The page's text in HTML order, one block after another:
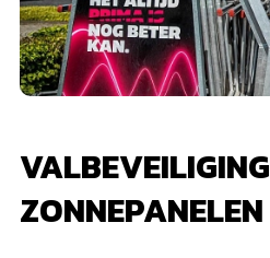
VALBEVEILIGING
ZONNEPANELEN